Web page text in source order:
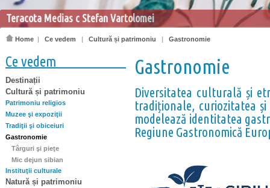
Sibiu c Gabriela Oancea
Home | Ce vedem | Cultură și patrimoniu | Gastronomie
Ce vedem
Destinații
Cultură și patrimoniu
Patrimoniu religios
Muzee şi expoziţii
Tradiţii şi obiceiuri
Gastronomie
Târguri şi pieţe
Mic dejun sibian
Instituţii culturale
Natură și patrimoniu
Gastronomie
Diversitatea culturală și
tradiționale, curiozitatea
modelează identitatea
Regiune Gastronomică